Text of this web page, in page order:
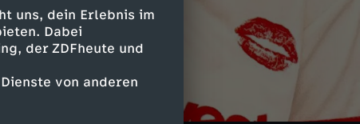
uns, dein Erlebnis im
Dabei
der ZDFheute und
von anderen